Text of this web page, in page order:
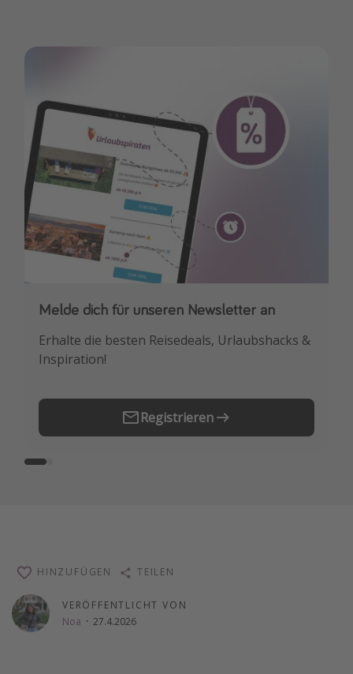
Last Minute Urlaub Mallorca
Last Minute Urlaub Deutschland
Melde dich für unseren Newsletter an
Erhalte die besten Reisedeals, Urlaubshacks &
Inspiration!
Registrieren
Downloade unsere App
Buche die besten Reiseschnäppchen als
Erstes.
VERÖFFENTLICHT VON
Noa · 27.4.2026
HINZUFÜGEN TEILEN